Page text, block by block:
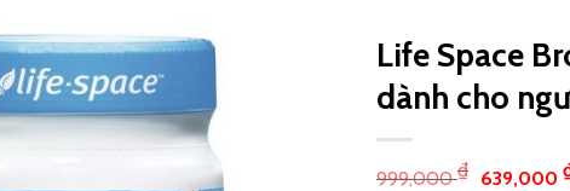
Life Space
dành cho
999,000₫ 639,000